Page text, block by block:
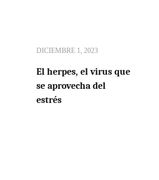
DICIEMBRE 1, 2023
El herpes, el virus que
se aprovecha del
estrés